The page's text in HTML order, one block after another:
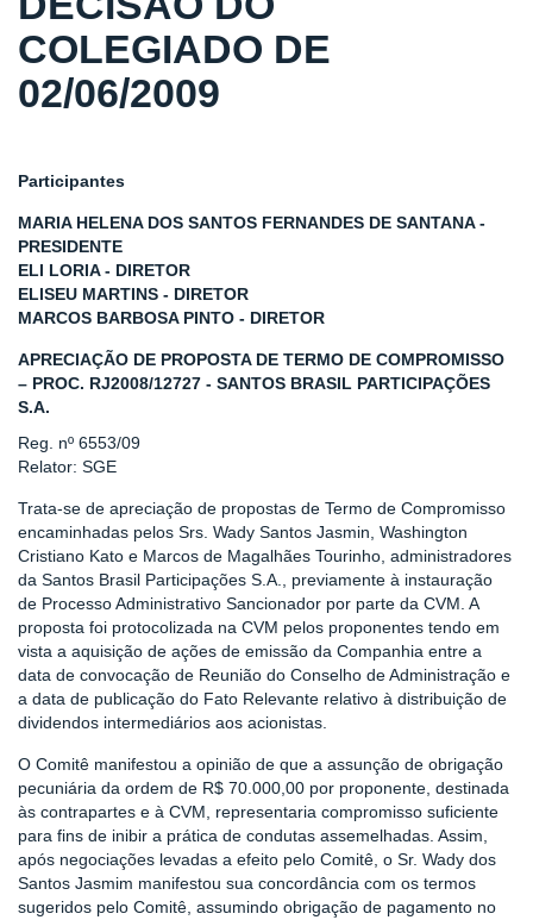
COLEGIADO DE
02/06/2009
Participantes
MARIA HELENA DOS SANTOS FERNANDES DE SANTANA -
PRESIDENTE
ELI LORIA - DIRETOR
ELISEU MARTINS - DIRETOR
MARCOS BARBOSA PINTO - DIRETOR
APRECIAÇÃO DE PROPOSTA DE TERMO DE COMPROMISSO
– PROC. RJ2008/12727 - SANTOS BRASIL PARTICIPAÇÕES
S.A.
Reg. nº 6553/09
Relator: SGE
Trata-se de apreciação de propostas de Termo de Compromisso
encaminhadas pelos Srs. Wady Santos Jasmin, Washington
Cristiano Kato e Marcos de Magalhães Tourinho, administradores
da Santos Brasil Participações S.A., previamente à instauração
de Processo Administrativo Sancionador por parte da CVM. A
proposta foi protocolizada na CVM pelos proponentes tendo em
vista a aquisição de ações de emissão da Companhia entre a
data de convocação de Reunião do Conselho de Administração e
a data de publicação do Fato Relevante relativo à distribuição de
dividendos intermediários aos acionistas.
O Comitê manifestou a opinião de que a assunção de obrigação
pecuniária da ordem de R$ 70.000,00 por proponente, destinada
às contrapartes e à CVM, representaria compromisso suficiente
para fins de inibir a prática de condutas assemelhadas. Assim,
após negociações levadas a efeito pelo Comitê, o Sr. Wady dos
Santos Jasmim manifestou sua concordância com os termos
sugeridos pelo Comitê, assumindo obrigação de pagamento no